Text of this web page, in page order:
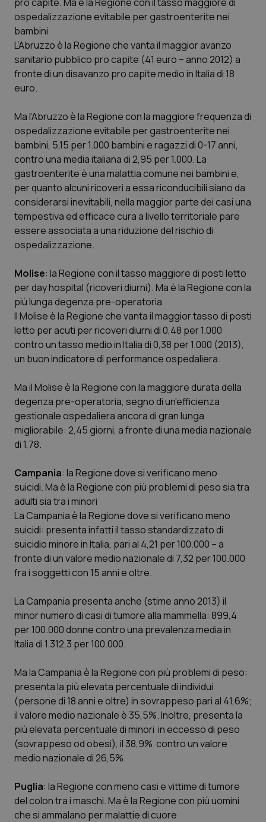
ospedalizzazione evitabile per gastroenterite nei
bambini
L’Abruzzo è la Regione che vanta il maggior avanzo
sanitario pubblico pro capite (41 euro – anno 2012) a
fronte di un disavanzo pro capite medio in Italia di 18
euro.
Ma l’Abruzzo è la Regione con la maggiore frequenza di
ospedalizzazione evitabile per gastroenterite nei
bambini, 5,15 per 1.000 bambini e ragazzi di 0-17 anni,
contro una media italiana di 2,95 per 1.000. La
gastroenterite è una malattia comune nei bambini e,
per quanto alcuni ricoveri a essa riconducibili siano da
considerarsi inevitabili, nella maggior parte dei casi una
tempestiva ed efficace cura a livello territoriale pare
essere associata a una riduzione del rischio di
ospedalizzazione.
Molise: la Regione con il tasso maggiore di posti letto
per day hospital (ricoveri diurni). Ma è la Regione con la
più lunga degenza pre-operatoria
Il Molise è la Regione che vanta il maggior tasso di posti
letto per acuti per ricoveri diurni di 0,48 per 1.000
contro un tasso medio in Italia di 0,38 per 1.000 (2013),
un buon indicatore di performance ospedaliera.
Ma il Molise è la Regione con la maggiore durata della
degenza pre-operatoria, segno di un’efficienza
gestionale ospedaliera ancora di gran lunga
migliorabile: 2,45 giorni, a fronte di una media nazionale
di 1,78.
Campania: la Regione dove si verificano meno
suicidi. Ma è la Regione con più problemi di peso sia tra
adulti sia tra i minori
La Campania è la Regione dove si verificano meno
suicidi: presenta infatti il tasso standardizzato di
suicidio minore in Italia, pari al 4,21 per 100.000 – a
fronte di un valore medio nazionale di 7,32 per 100.000
fra i soggetti con 15 anni e oltre.
La Campania presenta anche (stime anno 2013) il
minor numero di casi di tumore alla mammella: 899,4
per 100.000 donne contro una prevalenza media in
Italia di 1.312,3 per 100.000.
Ma la Campania è la Regione con più problemi di peso:
presenta la più elevata percentuale di individui
(persone di 18 anni e oltre) in sovrappeso pari al 41,6%;
il valore medio nazionale è 35,5%. Inoltre, presenta la
più elevata percentuale di minori in eccesso di peso
(sovrappeso od obesi), il 38,9% contro un valore
medio nazionale di 26,5%.
Puglia: la Regione con meno casi e vittime di tumore
del colon tra i maschi. Ma è la Regione con più uomini
che si ammalano per malattie di cuore
Necessari Statistici Marketing
protette del sito. Il sito web non è in grado di
funzionare correttamente senza questi cookie.
Nome
Fornitore /Dominio
VISITOR_PRIVACY_METADATA
YouTube
.youtube.com
CookieScript
www.quotidianosanita.it
tracking-sites-ironfish-
tracking-enable
tracking-sites-ironfish-
session-id